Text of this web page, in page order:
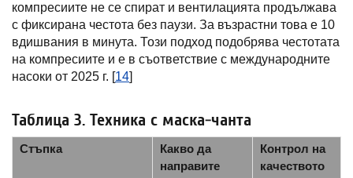
компресиите не се спират и вентилацията продължава
с фиксирана честота без паузи. За възрастни това е 10
вдишвания в минута. Този подход подобрява честотата
на компресиите и е в съответствие с международните
насоки от 2025 г. [14]
Таблица 3. Техника с маска-чанта
Стъпка
Какво да
направите
Контрол на
качеството